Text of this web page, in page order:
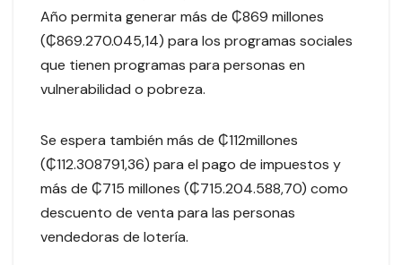
Año permita generar más de ₵869 millones
(₵869.270.045,14) para los programas sociales
que tienen programas para personas en
vulnerabilidad o pobreza.
Se espera también más de ₵112millones
(₵112.308791,36) para el pago de impuestos y
más de ₵715 millones (₵715.204.588,70) como
descuento de venta para las personas
vendedoras de lotería.